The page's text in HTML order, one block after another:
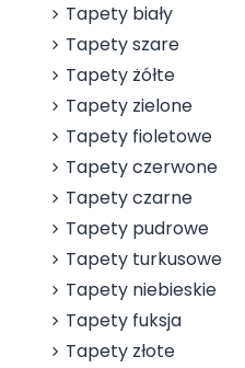
Tapety biały
Tapety szare
Tapety żółte
Tapety zielone
Tapety fioletowe
Tapety czerwone
Tapety czarne
Tapety pudrowe
Tapety turkusowe
Tapety niebieskie
Tapety fuksja
Tapety złote